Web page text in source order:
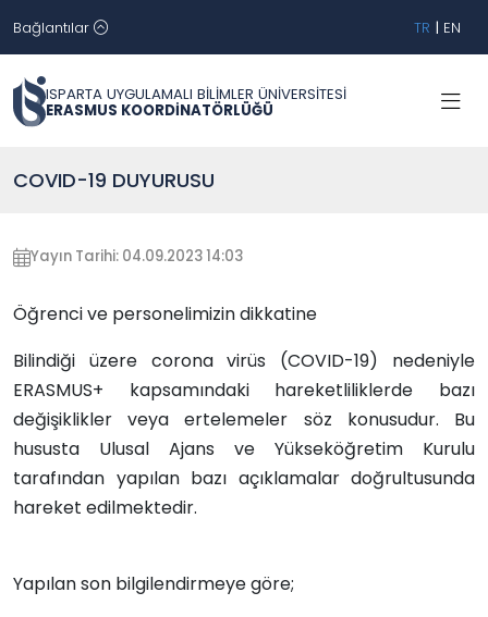
Bağlantılar TR | EN
ISPARTA UYGULAMALI BİLİMLER ÜNİVERSİTESİ
ERASMUS KOORDİNATÖRLÜĞÜ
COVID-19 DUYURUSU
Yayın Tarihi: 04.09.2023 14:03
Öğrenci ve personelimizin dikkatine
Bilindiği üzere corona virüs (COVID-19) nedeniyle
ERASMUS+ kapsamındaki hareketliliklerde bazı
değişiklikler veya ertelemeler söz konusudur. Bu
hususta Ulusal Ajans ve Yükseköğretim Kurulu
tarafından yapılan bazı açıklamalar doğrultusunda
hareket edilmektedir.
Yapılan son bilgilendirmeye göre;